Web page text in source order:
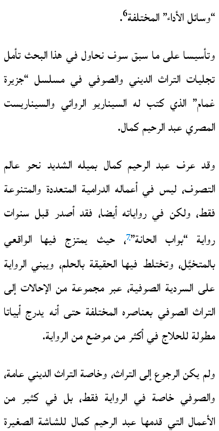
“وسائل الأداء” المختلفة6
.
وتأسيسا على ما سبق سوف نحاول في هذا البحث تأمل
تجليات التراث الديني والصوفي في مسلسل “جزيرة
غمام” الذي كتب له السيناريو الروائي والسيناريست
المصري عبد الرحيم كمال.
وقد عرف عبد الرحيم كمال بميله الشديد نحو عالم
التصوف، ليس في أعماله الدرامية المتعددة والمتنوعة
فقط، ولكن في رواياته أيضا، فقد أصدر قبل سنوات
رواية “بواب الحانة”7، حيث يمتزج فيها الواقعي
بالمتخيَّل، وتختلط فيها الحقيقة بالحلم، ويبني الرواية
على السردية الصوفية، عبر مجموعة من الإحالات إلى
التراث الصوفي بعناصره المختلفة حتى أنه يدرج أبياتا
مطولة للحلاج في أكثر من موضع من الرواية.
ولم يكن الرجوع إلى التراث، وخاصة التراث الديني عامة،
والصوفي خاصة في الرواية فقط، بل في كثير من
الأعمال التي قدمها عبد الرحيم كمال للشاشة الصغيرة